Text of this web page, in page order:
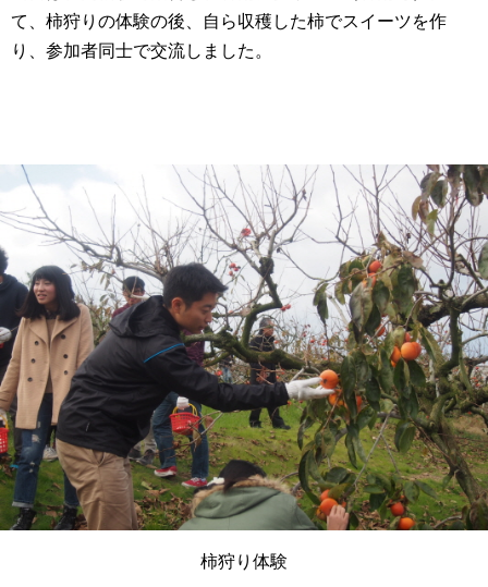
て、柿狩りの体験の後、自ら収穫した柿でスイーツを作
り、参加者同士で交流しました。
柿狩り体験